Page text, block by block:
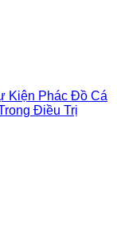
Kiện Phác Đồ Cá
Điều Trị